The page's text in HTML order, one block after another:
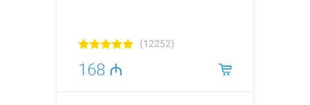
(12252)
168 ₼